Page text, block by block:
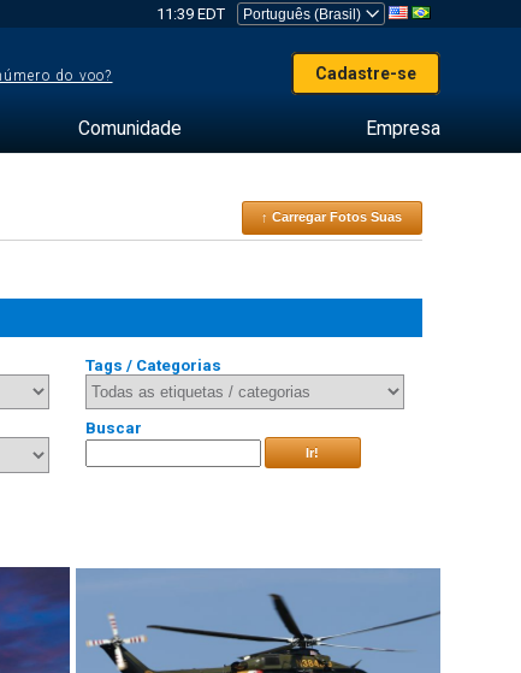
11:39 EDT
do voo? Cadastre-se
Comunidade Empresa
↑ Carregar Fotos Suas
Tags / Categorias
Buscar
Ir!